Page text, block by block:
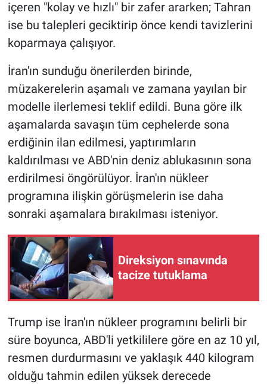
içeren "kolay ve hızlı" bir zafer ararken; Tahran
ise bu talepleri geciktirip önce kendi tavizlerini
koparmaya çalışıyor.
İran'ın sunduğu önerilerden birinde,
müzakerelerin aşamalı ve zamana yayılan bir
modelle ilerlemesi teklif edildi. Buna göre ilk
aşamalarda savaşın tüm cephelerde sona
erdiğinin ilan edilmesi, yaptırımların
kaldırılması ve ABD'nin deniz ablukasının sona
erdirilmesi öngörülüyor. İran'ın nükleer
programına ilişkin görüşmelerin ise daha
sonraki aşamalara bırakılması isteniyor.
Direksiyon sınavında
tacize tutuklama
Trump ise İran'ın nükleer programını belirli bir
süre boyunca, ABD'li yetkililere göre en az 10 yıl,
resmen durdurmasını ve yaklaşık 440 kilogram
olduğu tahmin edilen yüksek derecede